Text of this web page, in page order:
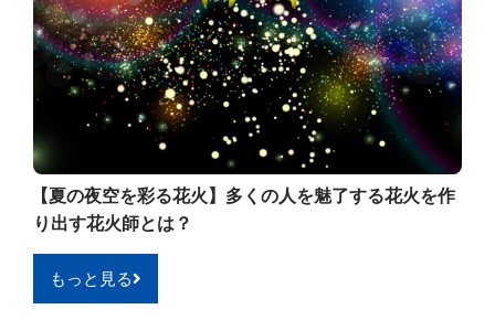
【夏の夜空を彩る花火】多くの人を魅了する花火を作
り出す花火師とは？
もっと見る